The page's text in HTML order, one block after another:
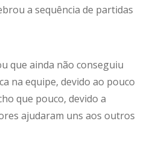
a sequência de partidas
que ainda não conseguiu
na equipe, devido ao pouco
que pouco, devido a
ajudaram uns aos outros